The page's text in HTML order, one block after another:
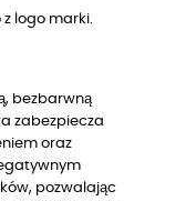
logo marki.
bezbarwną
zabezpiecza
oraz
pozwalając